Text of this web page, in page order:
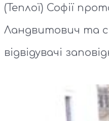
(Теплої) Софії
Ландвитович та
відвідувачі